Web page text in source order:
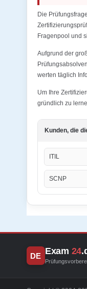
Die
Fragenpool und
Aufgrund der
werten täglich
Um Ihre
gründlich zu
Kunden, die
ITIL
SCNP
DE Exam 24